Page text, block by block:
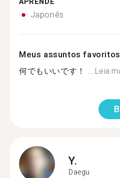
Japonês
Meus assuntos favoritos
何でもいいです！ ...Leia
Y.
Daegu